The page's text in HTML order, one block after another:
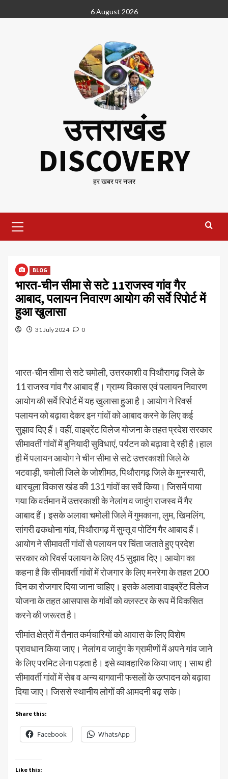
to
6 August 2026
उत्तराखंड
DISCOVERY
हर खबर पर नजर
Menu
BLOG
भारत-चीन सीमा से सटे 11राजस्व गांव गैर
आबाद, पलायन निवारण आयोग की सर्वे रिपोर्ट में
हुआ खुलासा
31 July 2024 0
भारत-चीन सीमा से सटे चमोली, उत्तरकाशी व पिथौरागढ़ जिले के
11 राजस्व गांव गैर आबाद हैं। ग्राम्य विकास एवं पलायन निवारण
आयोग की सर्वे रिपोर्ट में यह खुलासा हुआ है। आयोग ने रिवर्स
पलायन को बढ़ावा देकर इन गांवों को आबाद करने के लिए कई
सुझाव दिए हैं। वहीं, वाइब्रेंट विलेज योजना के तहत प्रदेश सरकार
सीमावर्ती गांवों में बुनियादी सुविधाएं, पर्यटन को बढ़ावा दे रही है।हाल
ही में पलायन आयोग ने चीन सीमा से सटे उत्तरकाशी जिले के
भटवाड़ी, चमोली जिले के जोशीमठ, पिथौरागढ़ जिले के मुनस्यारी,
धारचूला विकास खंड की 131 गांवों का सर्वे किया। जिसमें पाया
गया कि वर्तमान में उत्तरकाशी के नेलांग व जादुंग राजस्व में गैर
आबाद हैं। इसके अलावा चमोली जिले में गुमकाना, लुम, खिमलिंग,
सांगरी ढकधोना गांव, पिथौरागढ़ में सुम्तू व पोटिंग गैर आबाद हैं।
आयोग ने सीमावर्ती गांवों से पलायन पर चिंता जताते हुए प्रदेश
सरकार को रिवर्स पलायन के लिए 45 सुझाव दिए। आयोग का
कहना है कि सीमावर्ती गांवों में रोजगार के लिए मनरेगा के तहत 200
दिन का रोजगार दिया जाना चाहिए। इसके अलावा वाइब्रेंट विलेज
योजना के तहत आसपास के गांवों को क्लस्टर के रूप में विकसित
करने की जरूरत है।
सीमांत क्षेत्रों में तैनात कर्मचारियों को आवास के लिए विशेष
प्रावधान किया जाए। नेलांग व जादुंग के ग्रामीणों में अपने गांव जाने
के लिए परमिट लेना पड़ता है। इसे व्यावहारिक किया जाए। साथ ही
सीमावर्ती गांवों में सेब व अन्य बागवानी फसलों के उत्पादन को बढ़ावा
दिया जाए। जिससे स्थानीय लोगों की आमदनी बढ़ सके।
Share this:
Facebook WhatsApp
Like this: